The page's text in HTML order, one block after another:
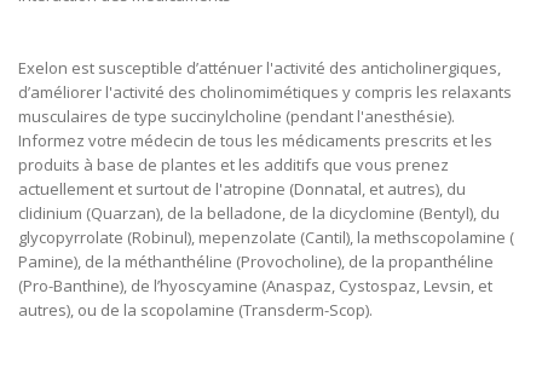
Exelon est susceptible d’atténuer l'activité des anticholinergiques,
d’améliorer l'activité des cholinomimétiques y compris les relaxants
musculaires de type succinylcholine (pendant l'anesthésie).
Informez votre médecin de tous les médicaments prescrits et les
produits à base de plantes et les additifs que vous prenez
actuellement et surtout de l'atropine (Donnatal, et autres), du
clidinium (Quarzan), de la belladone, de la dicyclomine (Bentyl), du
glycopyrrolate (Robinul), mepenzolate (Cantil), la methscopolamine (
Pamine), de la méthanthéline (Provocholine), de la propanthéline
(Pro-Banthine), de l’hyoscyamine (Anaspaz, Cystospaz, Levsin, et
autres), ou de la scopolamine (Transderm-Scop).